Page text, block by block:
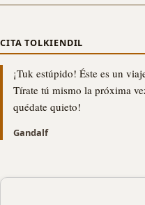
CITA TOLKIENDIL
¡Tuk estúpido! Éste es un
Tírate tú mismo la próxima
quédate quieto!
Gandalf